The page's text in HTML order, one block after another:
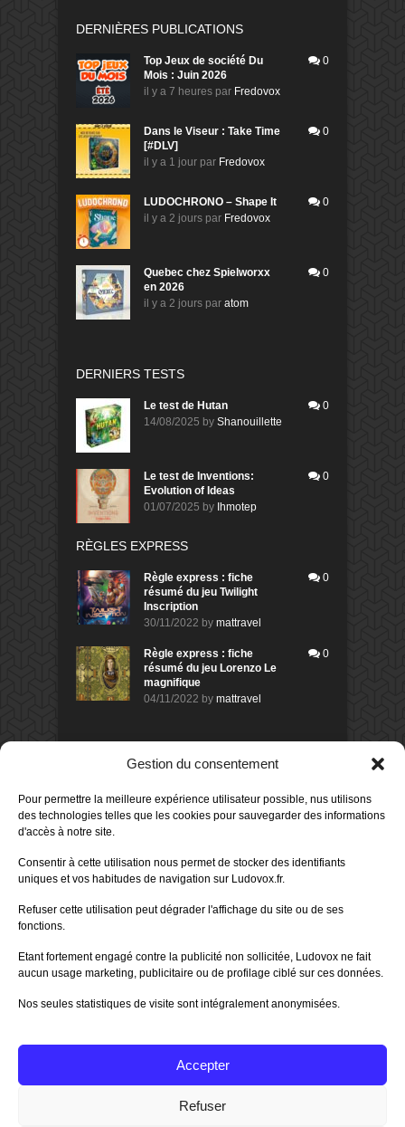
Gestion du consentement
Pour permettre la meilleure expérience utilisateur possible, nus utilisons
des technologies telles que les cookies pour sauvegarder des informations
d'accès à notre site.
Consentir à cette utilisation nous permet de stocker des identifiants
uniques et vos habitudes de navigation sur Ludovox.fr.
Refuser cette utilisation peut dégrader l'affichage du site ou de ses
fonctions.
Etant fortement engagé contre la publicité non sollicitée, Ludovox ne fait
aucun usage marketing, publicitaire ou de profilage ciblé sur ces données.
Nos seules statistiques de visite sont intégralement anonymisées.
Accepter
Refuser
DERNIÈRES PUBLICATIONS
Top Jeux de société Du
Mois : Juin 2026
il y a 7 heures par Fredovox
0
Dans le Viseur : Take Time
[#DLV]
il y a 1 jour par Fredovox
0
LUDOCHRONO – Shape It
il y a 2 jours par Fredovox
0
Quebec chez Spielworxx
en 2026
il y a 2 jours par atom
0
DERNIERS TESTS
Le test de Hutan
14/08/2025 by Shanouillette
0
Le test de Inventions:
Evolution of Ideas
01/07/2025 by Ihmotep
0
RÈGLES EXPRESS
Règle express : fiche
résumé du jeu Twilight
Inscription
30/11/2022 by mattravel
0
Règle express : fiche
résumé du jeu Lorenzo Le
magnifique
04/11/2022 by mattravel
0
DERNIERS AVIS DES MEMBRES
Avis de
Sur le jeu Collect!
il y a 1 jour
Avis demorlockbob
Sur le jeu Detective Box - Ciao
Publié leil y a 3 jours
80%
Sur le jeu Detective Box - Ciao
Bella